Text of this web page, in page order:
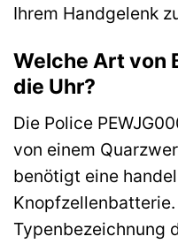
Ihrem Handgelenk
Welche Art von
die Uhr?
Die Police
von einem
benötigt eine
Typenbezeichnung